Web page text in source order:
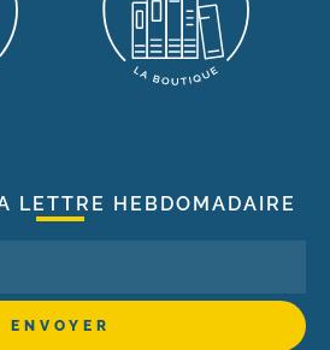
LETTRE HEBDOMADAIRE